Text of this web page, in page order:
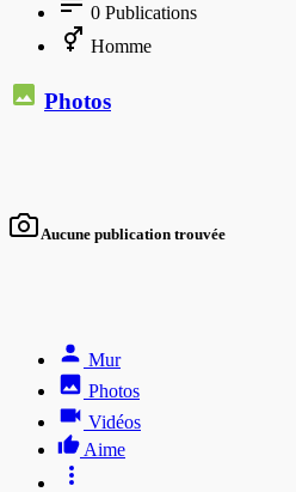
0 Publications
Homme
Photos
Aucune publication trouvée
Mur
Photos
Vidéos
Aime